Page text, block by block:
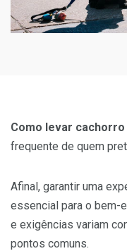
Como levar cachorro
frequente de quem
Afinal, garantir uma
essencial para o bem-
e exigências variam
pontos comuns.